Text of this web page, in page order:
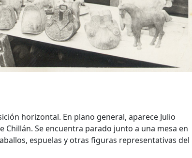
horizontal. En plano general, aparece Julio
Se encuentra parado junto a una mesa en
espuelas y otras figuras representativas del